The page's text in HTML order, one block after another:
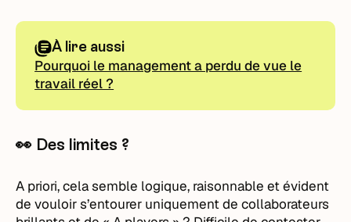
À lire aussi
Pourquoi le management a perdu de vue le
travail réel ?
👀 Des limites ?
A priori, cela semble logique, raisonnable et évident
de vouloir s’entourer uniquement de collaborateurs